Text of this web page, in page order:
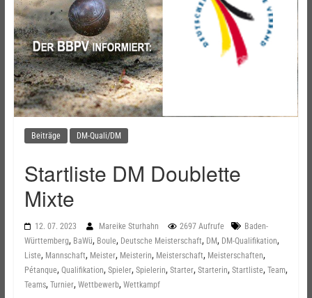
Beiträge DM-Quali/DM
Startliste DM Doublette
Mixte
12. 07. 2023 Mareike Sturhahn 2697 Aufrufe
Baden-
Württemberg, BaWü, Boule, Deutsche Meisterschaft, DM, DM-Qualifikation,
Liste, Mannschaft, Meister, Meisterin, Meisterschaft, Meisterschaften,
Pétanque, Qualifikation, Spieler, Spielerin, Starter, Starterin, Startliste, Team,
Teams, Turnier, Wettbewerb, Wettkampf